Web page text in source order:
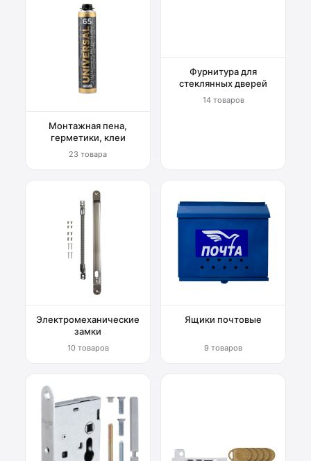
Монтажная пена,
герметики, клеи
23 товара
Фурнитура для
стеклянных дверей
14 товаров
Электромеханические
замки
10 товаров
Ящики почтовые
9 товаров